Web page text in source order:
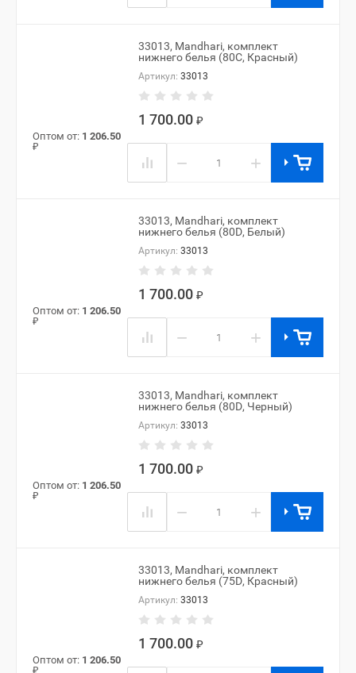
33013, Mandhari, комплект
нижнего белья (80C, Красный)
Артикул: 33013
1 700.00 ₽
Оптом от: 1 206.50
₽
− +
33013, Mandhari, комплект
нижнего белья (80D, Белый)
Артикул: 33013
1 700.00 ₽
Оптом от: 1 206.50
₽
− +
33013, Mandhari, комплект
нижнего белья (80D, Черный)
Артикул: 33013
1 700.00 ₽
Оптом от: 1 206.50
₽
− +
33013, Mandhari, комплект
нижнего белья (75D, Красный)
Артикул: 33013
1 700.00 ₽
Оптом от: 1 206.50
₽